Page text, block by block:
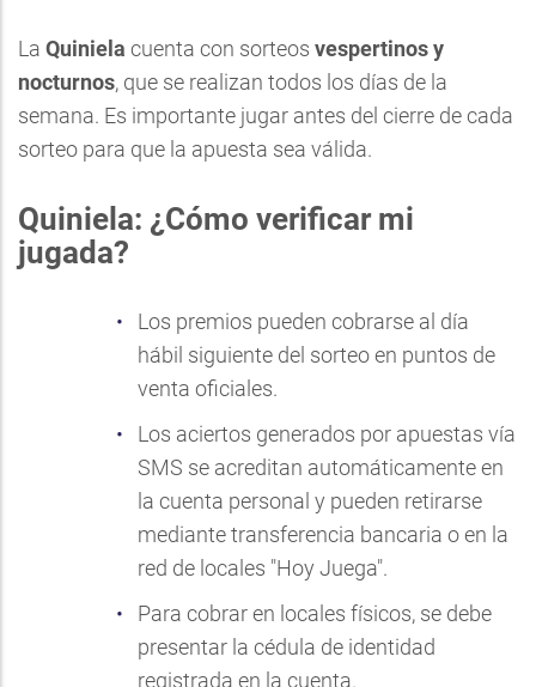
La Quiniela cuenta con sorteos vespertinos y
nocturnos, que se realizan todos los días de la
semana. Es importante jugar antes del cierre de cada
sorteo para que la apuesta sea válida.
Quiniela: ¿Cómo verificar mi
jugada?
Los premios pueden cobrarse al día
hábil siguiente del sorteo en puntos de
venta oficiales.
Los aciertos generados por apuestas vía
SMS se acreditan automáticamente en
la cuenta personal y pueden retirarse
mediante transferencia bancaria o en la
red de locales "Hoy Juega".
Para cobrar en locales físicos, se debe
presentar la cédula de identidad
registrada en la cuenta.